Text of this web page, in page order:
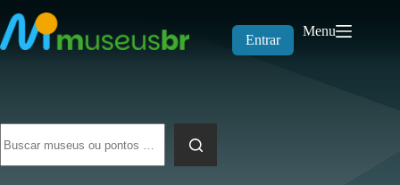
para
o
conteúdo
Entrar
Menu
resultados